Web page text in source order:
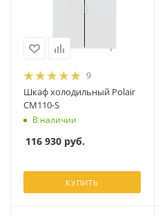
9
Шкаф холодильный Polair
CM110-S
В наличии
116 930 руб.
КУПИТЬ